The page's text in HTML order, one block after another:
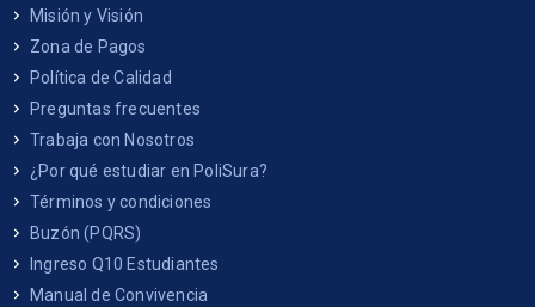
Misión y Visión
Zona de Pagos
Política de Calidad
Preguntas frecuentes
Trabaja con Nosotros
¿Por qué estudiar en PoliSura?
Términos y condiciones
Buzón (PQRS)
Ingreso Q10 Estudiantes
Manual de Convivencia